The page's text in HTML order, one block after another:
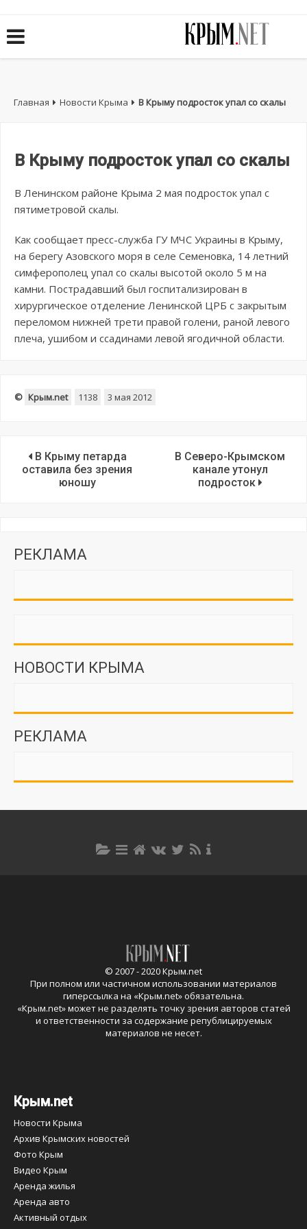
Главная Новости Крыма В Крыму подросток упал со скалы
В Крыму подросток упал со скалы
В Ленинском районе Крыма 2 мая подросток упал с
пятиметровой скалы.
Как сообщает пресс-служба ГУ МЧС Украины в Крыму,
на берегу Азовского моря в селе Семеновка, 14 летний
симферополец упал со скалы высотой около 5 м на
камни. Пострадавший был госпитализирован в
хирургическое отделение Ленинской ЦРБ с закрытым
переломом нижней трети правой голени, раной левого
плеча, ушибом и ссадинами левой ягодичной области.
© Крым.net 1138 3 мая 2012
В Крыму петарда
оставила без зрения
юношу
В Северо-Крымском
канале утонул
подросток
РЕКЛАМА
НОВОСТИ КРЫМА
РЕКЛАМА
© 2007 - 2020 Крым.net
При полном или частичном использовании материалов
гиперссылка на «Крым.net» обязательна.
«Крым.net» может не разделять точку зрения авторов статей
и ответственности за содержание републицируемых
материалов не несет.
Крым.net
Новости Крыма
Архив Крымских новостей
Фото Крым
Видео Крым
Аренда жилья
Аренда авто
Активный отдых